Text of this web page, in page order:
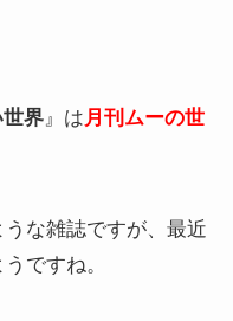
界』は 月刊ムーの世
な雑誌ですが、最近
ですね。